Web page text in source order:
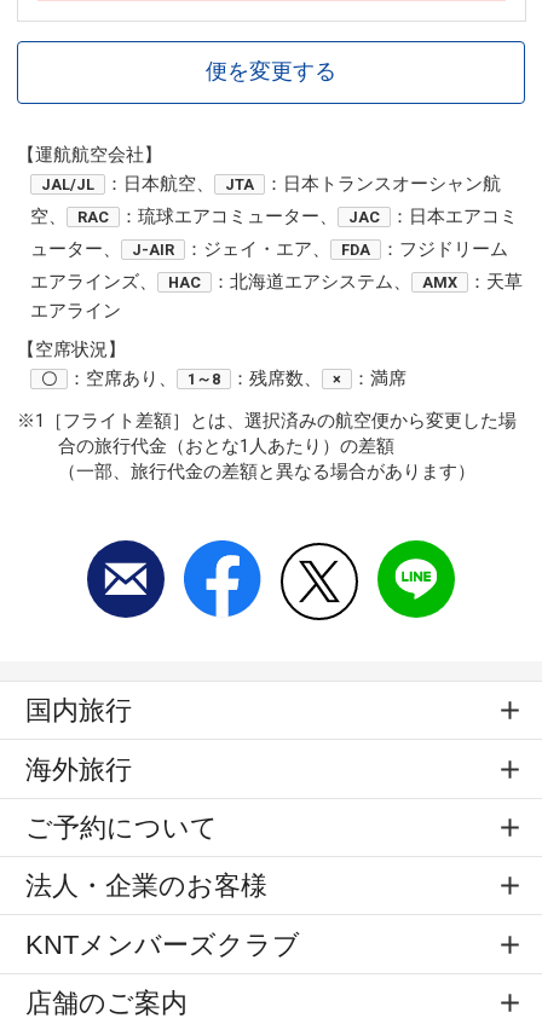
便を変更する
【運航航空会社】
JAL/JL ：日本航空、 JTA
：日本トランスオーシャン航
空、
RAC ：琉球エアコミューター、 JAC
：日本エアコミ
ューター、
J-AIR ：ジェイ・エア、 FDA
：フジドリーム
エアラインズ、
HAC ：北海道エアシステム、 AMX
：天草
エアライン
【空席状況】
〇 ：空席あり、 1～8 ：残席数、 ×
：満席
※1［フライト差額］とは、選択済みの航空便から変更した場
合の旅行代金（おとな1人あたり）の差額
（一部、旅行代金の差額と異なる場合があります）
国内旅行
海外旅行
ご予約について
法人・企業のお客様
KNTメンバーズクラブ
店舗のご案内